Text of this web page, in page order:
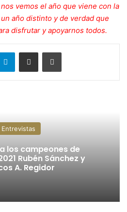
vemos el año que viene con la
año distinto y de verdad que
disfrutar y apoyarnos todos.
TelegramCompartir por correo electrónicoImprimir
Entrevistas
los campeones de
y
A. Regidor